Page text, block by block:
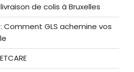
de colis à Bruxelles
Comment GLS achemine vos